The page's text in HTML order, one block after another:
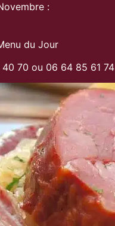
:
du Jour
70 ou 06 64 85 61 74